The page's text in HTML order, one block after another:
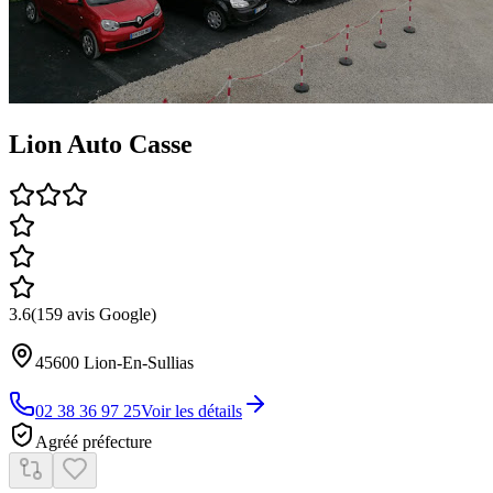
Lion Auto Casse
3.6(159 avis Google)
45600 Lion-En-Sullias
02 38 36 97 25Voir les détails
Agréé préfecture